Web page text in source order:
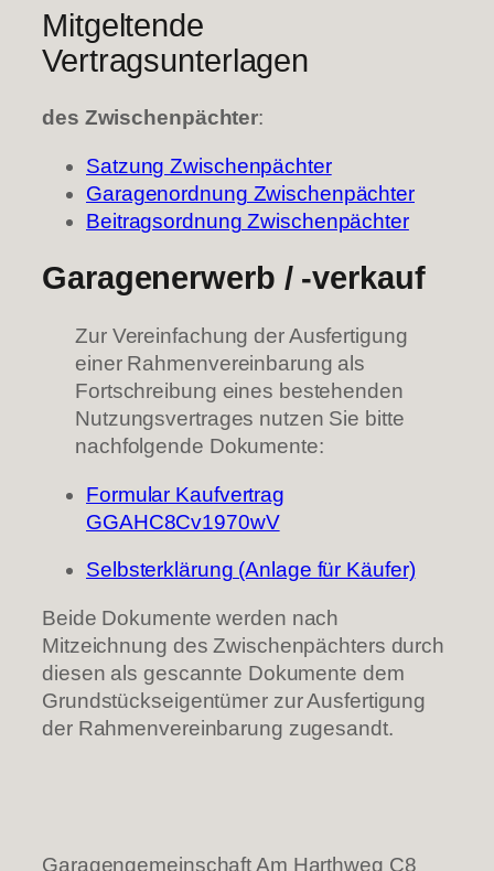
Mitgeltende
Vertragsunterlagen
des Zwischenpächter:
Satzung Zwischenpächter
Garagenordnung Zwischenpächter
Beitragsordnung Zwischenpächter
Garagenerwerb / -verkauf
Zur Vereinfachung der Ausfertigung
einer Rahmenvereinbarung als
Fortschreibung eines bestehenden
Nutzungsvertrages nutzen Sie bitte
nachfolgende Dokumente:
Formular Kaufvertrag
GGAHC8Cv1970wV
Selbsterklärung (Anlage für Käufer)
Beide Dokumente werden nach
Mitzeichnung des Zwischenpächters durch
diesen als gescannte Dokumente dem
Grundstückseigentümer zur Ausfertigung
der Rahmenvereinbarung zugesandt.
Garagengemeinschaft Am Harthweg C8